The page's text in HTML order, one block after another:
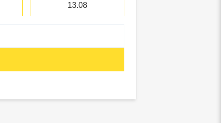
Росприроднадзор,
13.08